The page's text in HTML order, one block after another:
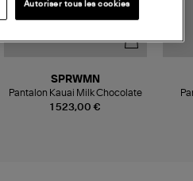
1 523,00 €
SPRWMN
Pantalon Kauai Milk Chocolate
Autoriser tous les cookies